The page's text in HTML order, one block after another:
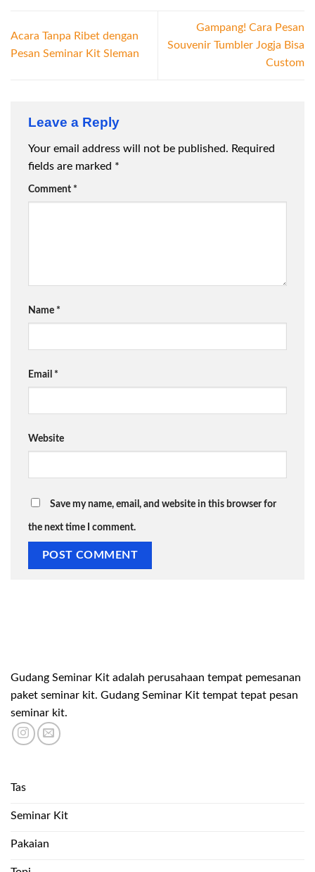
Acara Tanpa Ribet dengan
Pesan Seminar Kit Sleman
Gampang! Cara Pesan
Souvenir Tumbler Jogja Bisa
Custom
Leave a Reply
Your email address will not be published. Required
fields are marked *
Comment *
Name *
Email *
Website
Save my name, email, and website in this browser for
the next time I comment.
Gudang Seminar Kit adalah perusahaan tempat pemesanan
paket seminar kit. Gudang Seminar Kit tempat tepat pesan
seminar kit.
Tas
Seminar Kit
Pakaian